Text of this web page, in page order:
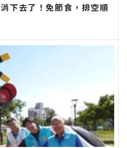
下去了！免節食，排空順